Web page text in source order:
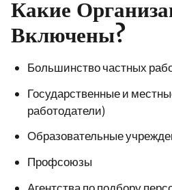
Какие
Включены?
Большинство частных
Государственные и
работодатели)
Образовательные
Профсоюзы